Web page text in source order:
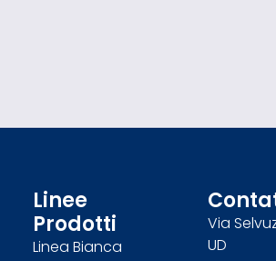
Linee
Prodotti
Linea Bianca
Via
UD